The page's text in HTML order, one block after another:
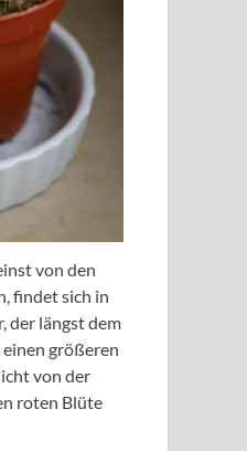
von den
findet sich in
der längst dem
größeren
von der
roten Blüte